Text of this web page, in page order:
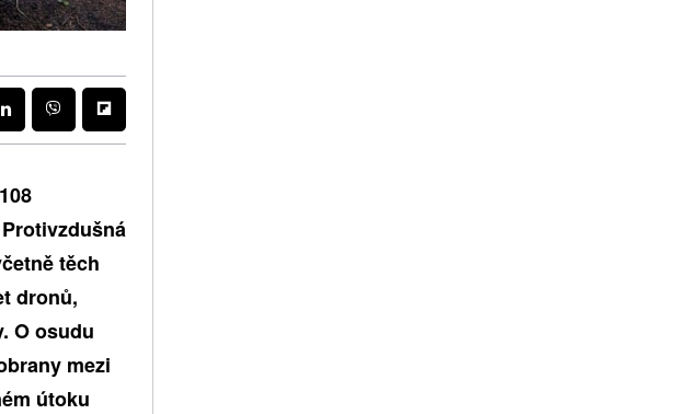
těch
dronů,
O osudu
mezi
útoku